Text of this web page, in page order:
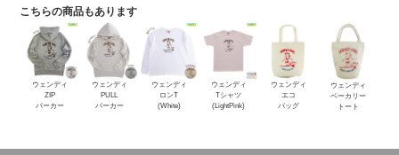
こちらの商品もあります
ウェンディ
ZIP
パーカー
ウェンディ
PULL
パーカー
ウェンディ
ロンT
(White)
ウェンディ
Tシャツ
(LightPink)
ウェンディ
エコ
バッグ
ウェンディ
ベーカリー
トート